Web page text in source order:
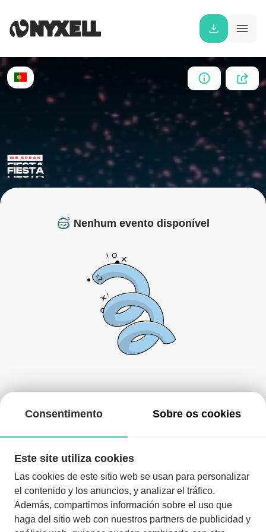
Nenhum evento disponível
Pode voltar mais tarde ou procurar outros eventos.
Consentimento Sobre os cookies
Este site utiliza cookies
Las cookies de este sitio web se usan para personalizar
el contenido y los anuncios, y analizar el tráfico.
Además, compartimos información sobre el uso que
haga del sitio web con nuestros partners de publicidad y